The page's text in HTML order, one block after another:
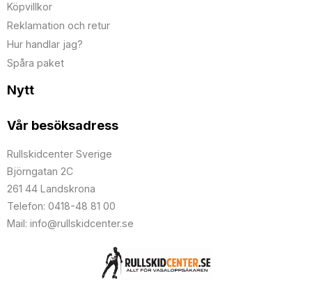
Köpvillkor
Reklamation och retur
Hur handlar jag?
Spåra paket
Nytt
Vår besöksadress
Rullskidcenter Sverige
Björngatan 2C
261 44 Landskrona
Telefon: 0418-48 81 00
Mail: info@rullskidcenter.se